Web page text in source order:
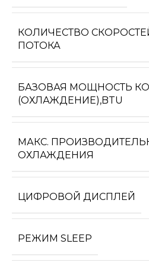
КОЛИЧЕСТВО
ПОТОКА
БАЗОВАЯ МОЩНОСТЬ
(ОХЛАЖДЕНИЕ),BTU
МАКС.
ОХЛАЖДЕНИЯ
ЦИФРОВОЙ ДИСПЛЕЙ
РЕЖИМ SLEEP